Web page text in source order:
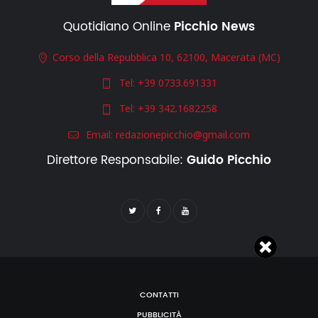
Quotidiano Online Picchio News
Corso della Repubblica 10, 62100, Macerata (MC)
Tel: +39 0733.691331
Tel: +39 342.1682258
Email: redazionepicchio@gmail.com
Direttore Responsabile: Guido Picchio
CONTATTI
PUBBLICITÀ